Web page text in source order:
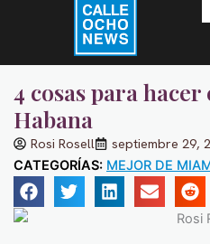
f
4 cosas para
Habana
Rosi Rosell septiembre 29,
CATEGORÍAS: MEJOR DE